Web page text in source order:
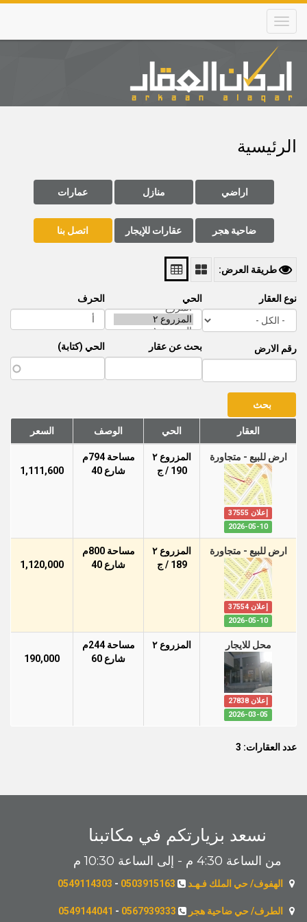
Skip
main
content
Main
navigation
الرئيسية
اراضي منازل عمارات
ضاحية هجر عقارات للإيجار اتصل بنا
طريقة العرض:
نوع العقار
رقم الارض
الحي
بحث عن عقار
الحرف
الحي (كتابة)
العقار الحي الوصف السعر
ارض للبيع - متجاورة
إعلان 37555
2026-05-10
المزروع ٢
190 / ج
مساحة 794م
شارع 40
1,111,600
ارض للبيع - متجاورة
إعلان 37554
2026-05-10
المزروع ٢
189 / ج
مساحة 800م
شارع 40
1,120,000
محل للايجار
إعلان 27838
2026-03-05
المزروع ٢
مساحة 244م
شارع 60
190,000
عدد العقارات: 3
نسعد بزيارتكم في مكاتبنا
من الساعة 4:30 م - إلى الساعة 10:30 م
الهفوف/ حي الملك فـهـد 0503915163
-
0549114303
الطرف/ حي ضاحية هجر 0567939333
-
0549144041